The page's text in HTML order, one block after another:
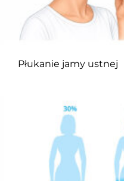
Płukanie jamy ustnej